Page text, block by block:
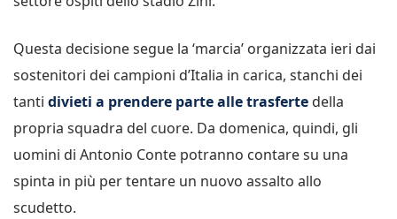
Questa decisione segue la ‘marcia’ organizzata ieri dai
sostenitori dei campioni d’Italia in carica, stanchi dei
tanti divieti a prendere parte alle trasferte della
propria squadra del cuore. Da domenica, quindi, gli
uomini di Antonio Conte potranno contare su una
spinta in più per tentare un nuovo assalto allo
scudetto.